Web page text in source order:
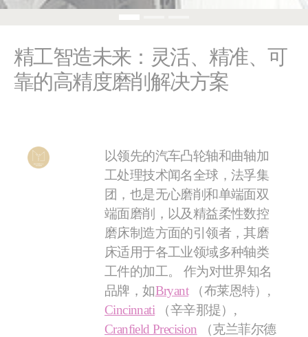
精工智造未来：灵活、精准、可
靠的高精度磨削解决方案
以领先的汽车凸轮轴和曲轴加
工处理技术闻名全球，法孚集
团，也是无心磨削和单端面双
端面磨削，以及精益柔性数控
磨床制造方面的引领者，其磨
床适用于各工业领域多种轴类
工件的加工。 作为对世界知名
品牌，如Bryant（布莱恩特）,
Cincinnati （辛辛那提）,
Cranfield Precision （克兰菲尔德